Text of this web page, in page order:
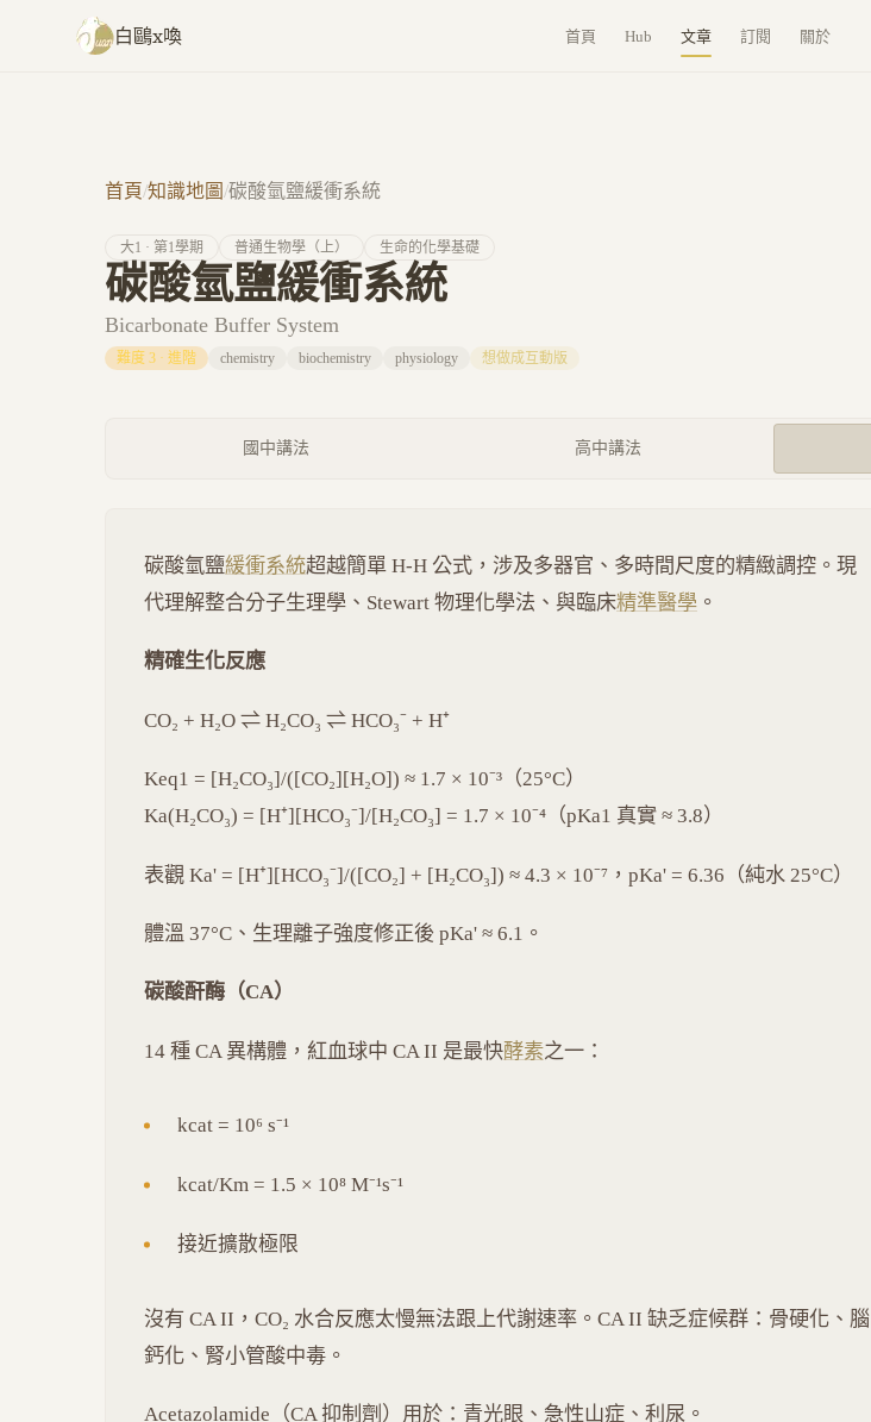
跳至主要內容
白鷗x喚 首頁 Hub 文章 訂閱 關於
首頁/知識地圖/碳酸氫鹽緩衝系統
大1 · 第1學期 普通生物學（上） 生命的化學基礎
碳酸氫鹽緩衝系統
Bicarbonate Buffer System
難度 3 · 進階 chemistry biochemistry physiology 想做成互動版
國中講法 高中講法
碳酸氫鹽緩衝系統超越簡單 H-H 公式，涉及多器官、多時間尺度的精緻調控。現
代理解整合分子生理學、Stewart 物理化學法、與臨床精準醫學 。
精確生化反應
CO₂ + H₂O ⇌ H₂CO₃ ⇌ HCO₃⁻ + H⁺
Keq1 = [H₂CO₃]/([CO₂][H₂O]) ≈ 1.7 × 10⁻³（25°C）
Ka(H₂CO₃) = [H⁺][HCO₃⁻]/[H₂CO₃] = 1.7 × 10⁻⁴（pKa1 真實 ≈ 3.8）
表觀 Ka' = [H⁺][HCO₃⁻]/([CO₂] + [H₂CO₃]) ≈ 4.3 × 10⁻⁷，pKa' = 6.36（純水 25°C）
體溫 37°C、生理離子強度修正後 pKa' ≈ 6.1。
碳酸酐酶（CA）
14 種 CA 異構體，紅血球中 CA II 是最快酵素之一：
kcat = 10⁶ s⁻¹
kcat/Km = 1.5 × 10⁸ M⁻¹s⁻¹
接近擴散極限
沒有 CA II，CO₂ 水合反應太慢無法跟上代謝速率。CA II 缺乏症候群：骨硬化、腦
鈣化、腎小管酸中毒。
Acetazolamide（CA 抑制劑）用於：青光眼、急性山症、利尿。